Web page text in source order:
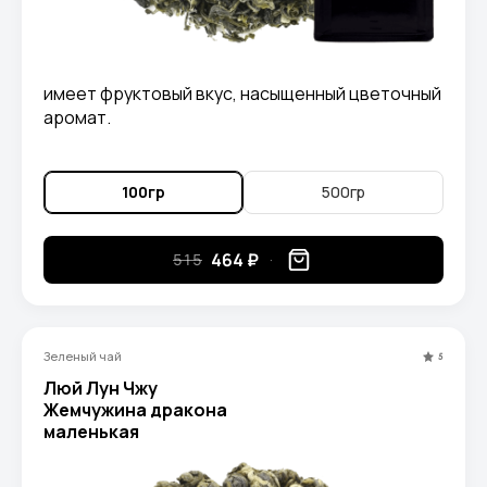
имеет фруктовый вкус, насыщенный цветочный
аромат.
100гр 500гр
515 464 ₽
Зеленый чай 5
Люй Лун Чжу
Жемчужина дракона
маленькая